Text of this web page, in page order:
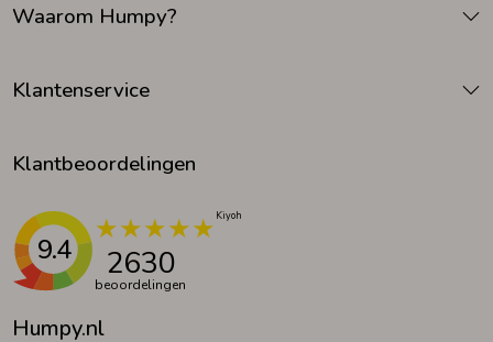
Humpy.nl
Waarom Humpy?
Klantenservice
Klantbeoordelingen
9.4 2630
beoordelingen